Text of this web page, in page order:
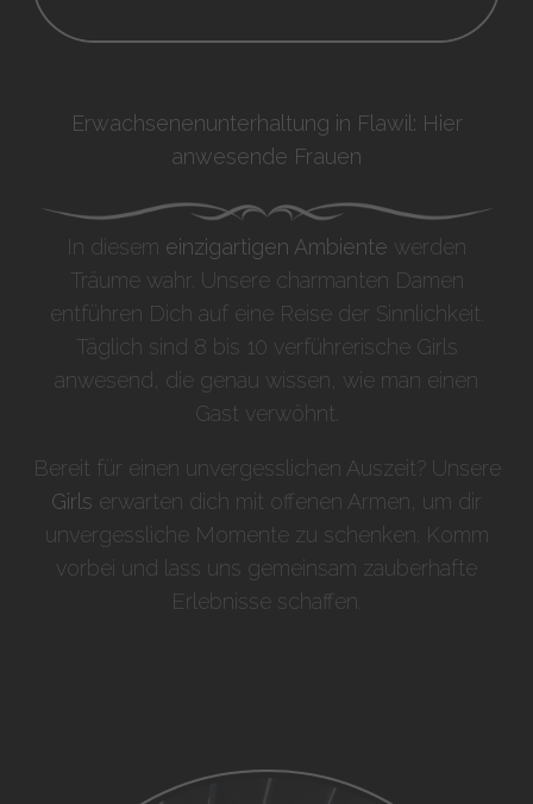
Erwachsenenunterhaltung in Flawil: Hier
anwesende Frauen
In diesem einzigartigen Ambiente werden
Träume wahr. Unsere charmanten Damen
entführen Dich auf eine Reise der Sinnlichkeit.
Täglich sind 8 bis 10 verführerische Girls
anwesend, die genau wissen, wie man einen
Gast verwöhnt.
Bereit für einen unvergesslichen Auszeit? Unsere
Girls erwarten dich mit offenen Armen, um dir
unvergessliche Momente zu schenken. Komm
vorbei und lass uns gemeinsam zauberhafte
Erlebnisse schaffen.